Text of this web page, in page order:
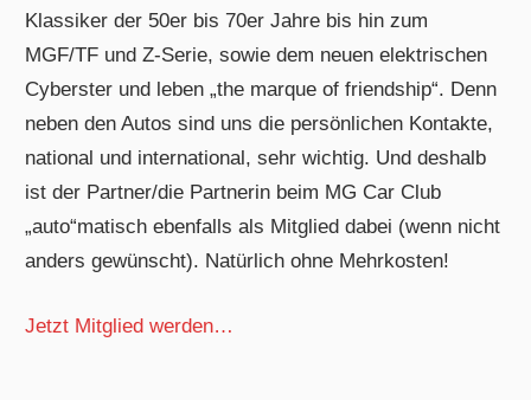
Klassiker der 50er bis 70er Jahre bis hin zum
MGF/TF und Z-Serie, sowie dem neuen elektrischen
Cyberster und leben „the marque of friendship“. Denn
neben den Autos sind uns die persönlichen Kontakte,
national und international, sehr wichtig. Und deshalb
ist der Partner/die Partnerin beim MG Car Club
„auto“matisch ebenfalls als Mitglied dabei (wenn nicht
anders gewünscht). Natürlich ohne Mehrkosten!
Jetzt Mitglied werden…